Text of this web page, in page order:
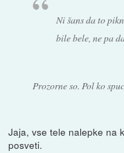
Ni šans da to
bile bele, ne pa
Prozorne so. Pol ko
Jaja, vse tele nalepke na
posveti.